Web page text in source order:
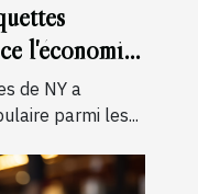
l'économie
de NY a
parmi les...